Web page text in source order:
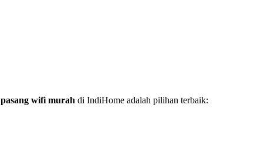
pasang wifi murah di IndiHome adalah pilihan terbaik: